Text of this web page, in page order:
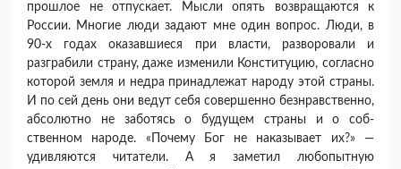
прошлое не отпускает. Мысли опять воз­вращаются к
России. Многие люди задают мне один вопрос. Люди, в
90-х годах оказавшиеся при власти, разворовали и
разграбили страну, даже изменили Конституцию, согласно
которой земля и недра принадлежат народу этой страны.
И по сей день они ведут себя совершенно безнравственно,
абсолютно не заботясь о будущем страны и о соб­
ственном народе. «Почему Бог не наказывает их?» —
удивляются читатели. А я заметил любо­пытную